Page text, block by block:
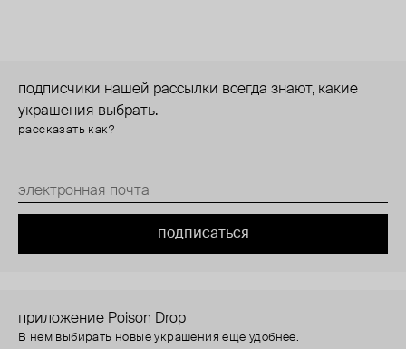
подписчики нашей рассылки всегда знают, какие
украшения выбрать.
рассказать как?
подписаться
приложение Poison Drop
В нем выбирать новые украшения еще удобнее.